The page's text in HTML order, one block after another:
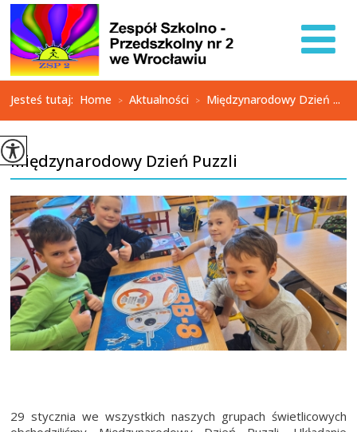
Jesteś tutaj: Home > Aktualności > Międzynarodowy Dzień ...
Międzynarodowy Dzień Puzzli
29 stycznia we wszystkich naszych grupach świetlicowych